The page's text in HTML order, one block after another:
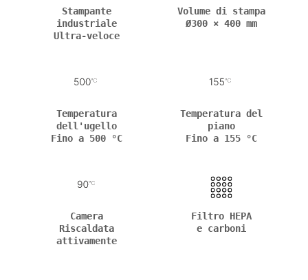
Stampante
industriale
Ultra-veloce
Volume di stampa
Ø300 × 400 mm
Temperatura
dell'ugello
Fino a 500 °C
Temperatura del
piano
Fino a 155 °C
Camera
Riscaldata
attivamente
Filtro HEPA
e carboni